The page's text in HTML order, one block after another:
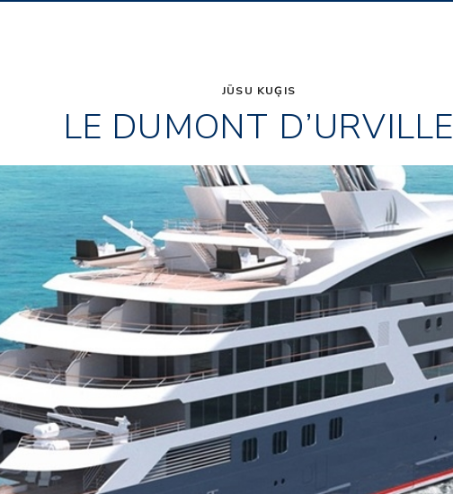
JŪSU KUĢIS
LE DUMONT D’URVILLE